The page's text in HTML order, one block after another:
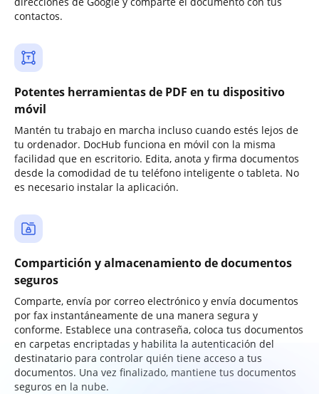
contactos.
Potentes herramientas de PDF en tu dispositivo
móvil
Mantén tu trabajo en marcha incluso cuando estés lejos de
tu ordenador. DocHub funciona en móvil con la misma
facilidad que en escritorio. Edita, anota y firma documentos
desde la comodidad de tu teléfono inteligente o tableta. No
es necesario instalar la aplicación.
Compartición y almacenamiento de documentos
seguros
Comparte, envía por correo electrónico y envía documentos
por fax instantáneamente de una manera segura y
conforme. Establece una contraseña, coloca tus documentos
en carpetas encriptadas y habilita la autenticación del
destinatario para controlar quién tiene acceso a tus
documentos. Una vez finalizado, mantiene tus documentos
seguros en la nube.